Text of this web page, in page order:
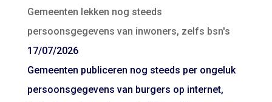
Gemeenten lekken nog steeds
persoonsgegevens van inwoners, zelfs bsn's
17/07/2026
Gemeenten publiceren nog steeds per ongeluk
persoonsgegevens van burgers op internet,